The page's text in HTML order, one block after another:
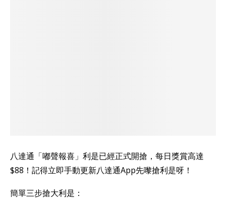
八達通「嘟聲報喜」利是已經正式開搶，每日獎賞高達
$88！記得立即手動更新八達通App先嚟搶利是呀！
簡單三步搶大利是：